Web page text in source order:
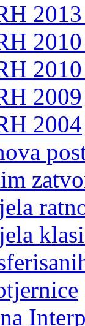
2009
2004